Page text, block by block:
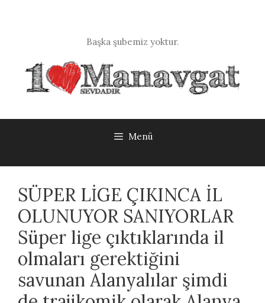
Başka şubemiz yoktur.
Menü
SÜPER LİGE ÇIKINCA İL
OLUNUYOR SANIYORLAR
Süper lige çıktıklarında il
olmaları gerektiğini
savunan Alanyalılar şimdi